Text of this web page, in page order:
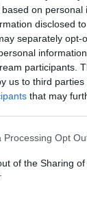
on personal
disclosed
separately opt-
participants.
us to third parties
that may
website/app
or usage
to Google and
specified
Processing Opt
of the Sharing of
conta sulla
iniziare a
popolazione
Il governo
per
rurali, ha
smantellati
di
due volte
Si tratta di un
comuni dove non è